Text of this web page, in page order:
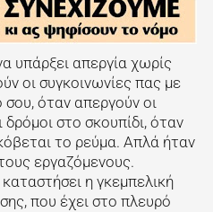
υπάρξει απεργία χωρίς
οι συγκοινωνίες πας με
όταν απεργούν οι
στο σκουπίδι, όταν
το ρεύμα. Απλά ήταν
εργαζόμενους.
η γκεμπελική
που έχει στο πλευρό